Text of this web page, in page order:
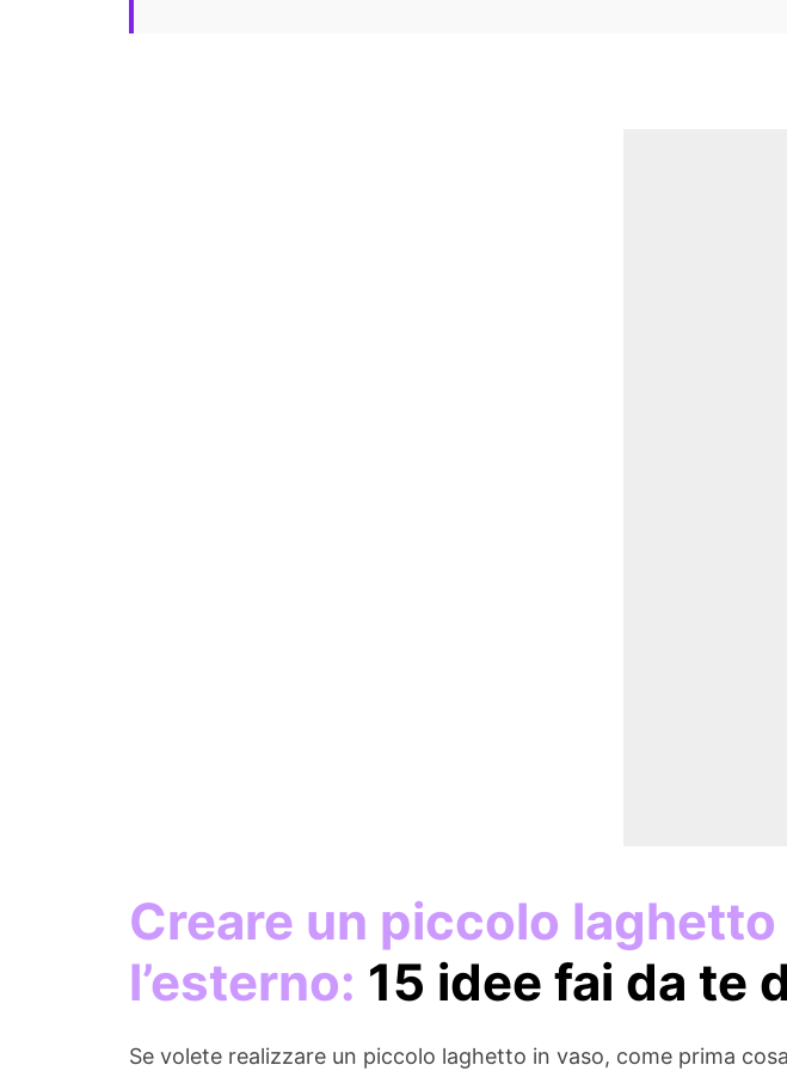
Creare un piccolo
l’esterno: 15 idee fai da te
Se volete realizzare un piccolo laghetto in vaso, come prima